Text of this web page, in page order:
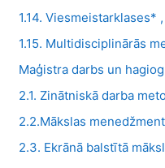
1.14. Viesmeistarklases*
1.15. Multidisciplinārās
Maģistra darbs un
2.1. Zinātniskā darba
2.2.Mākslas
2.3. Ekrānā balstītā